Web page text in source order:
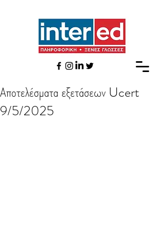
Αποτελέσματα εξετάσεων Ucert
9/5/2025